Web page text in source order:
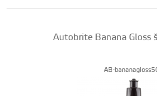
Autobrite Banana Gloss
AB-